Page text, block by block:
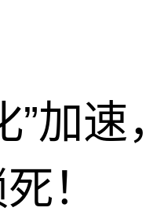
”加
！